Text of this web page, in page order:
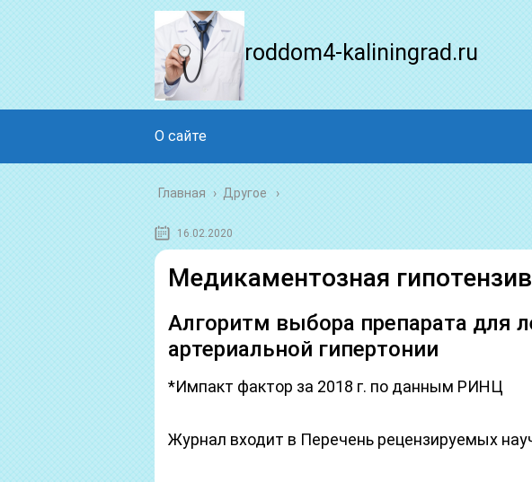
roddom4-kaliningrad.ru
О сайте
Главная › Другое
16.02.2020
Медикаментозная
Алгоритм выбора препарата для
артериальной гипертонии
*Импакт фактор за 2018 г. по данным РИНЦ
Журнал входит в Перечень рецензируемых